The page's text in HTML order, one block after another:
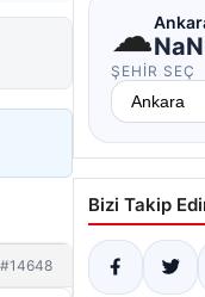
#14648
☁
ŞEHIR SEÇ
Bizi Takip